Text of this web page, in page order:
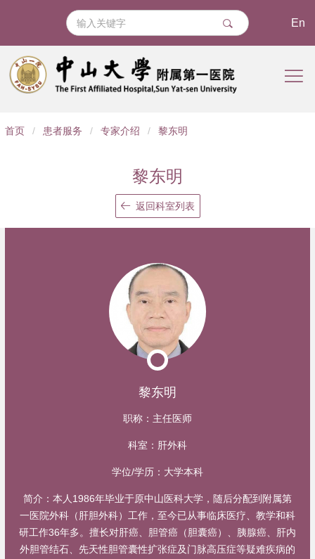
En
导
首页 / 患者服务 / 专家介绍 / 黎东明
黎东明
返回科室列表
黎东明
职称： 主任医师
科室： 肝外科
学位/学历： 大学本科
简介： 本人1986年毕业于原中山医科大学，随后分配到附属第
一医院外科（肝胆外科）工作，至今已从事临床医疗、教学和科
研工作36年多。擅长对肝癌、胆管癌（胆囊癌）、胰腺癌、肝内
外胆管结石、先天性胆管囊性扩张症及门脉高压症等疑难疾病的